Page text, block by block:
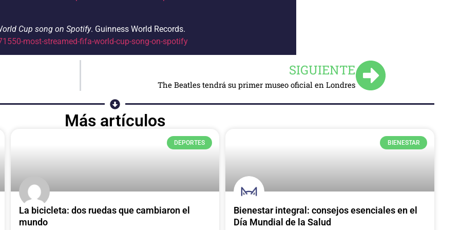
Cup song on Spotify. Guinness World Records.
most-streamed-fifa-world-cup-song-on-spotify
SIGUIENTE
The Beatles tendrá su primer museo oficial en Londres
Más artículos
DEPORTES
La bicicleta: dos ruedas que cambiaron el
mundo
BIENESTAR
Bienestar integral: consejos esenciales en el
Día Mundial de la Salud